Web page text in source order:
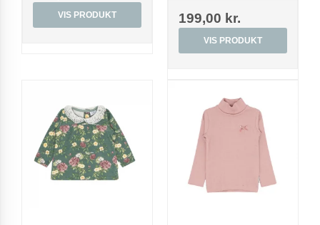
VIS PRODUKT 199,00 kr.
VIS PRODUKT